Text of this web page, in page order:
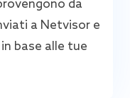
da
a Netvisor e
base alle tue